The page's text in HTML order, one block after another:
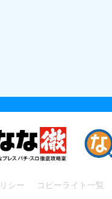
シー コピーライト一覧